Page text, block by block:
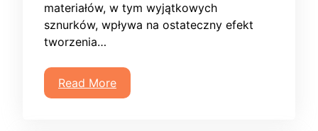
materiałów, w tym wyjątkowych
sznurków, wpływa na ostateczny efekt
tworzenia…
Read More